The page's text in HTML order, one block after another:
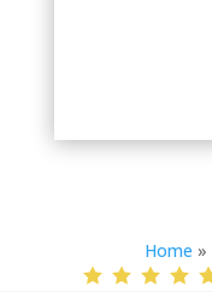
Home »